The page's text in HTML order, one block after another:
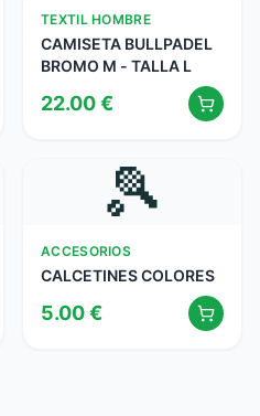
TEXTIL HOMBRE
CAMISETA BULLPADEL
BROMO M - TALLA L
22.00€
🎾
ACCESORIOS
CALCETINES COLORES
5.00€